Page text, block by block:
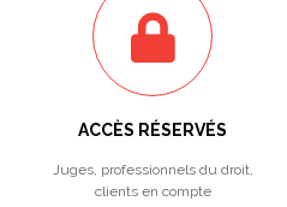
ACCÈS RÉSERVÉS
Juges, professionnels du droit,
clients en compte